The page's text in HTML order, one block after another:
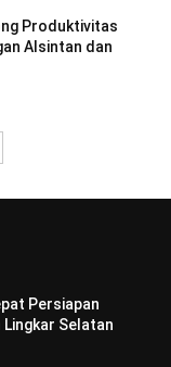
Produktivitas
Alsintan dan
Persiapan
Lingkar Selatan